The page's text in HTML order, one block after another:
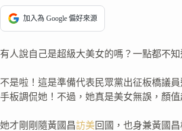
加入為 Google 偏好來源
有人說自己是超級大美女的嗎？一點都不知
不是啦！這是準備代表民眾黨出征板橋議
手板調侃她！不過，她真是美女無誤，顏
她才剛剛隨黃國昌訪美回國，也身兼黃國